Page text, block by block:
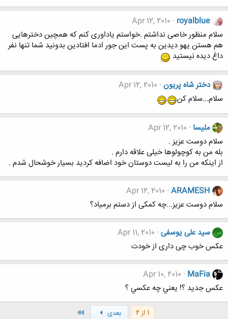
royalblue
Apr 12, 2010
سلام منظور خاصی نداشتم .خواستم یاداوری کنم که همچین دخترهایی
هم هستن یهو دیدین به پست این جور ادما افتادین بدونید شما تنها نفر
داغ دیده نیستید
دختر شاه پریون Apr 12, 2010
سلام...سلام کن
ملیسا Apr 12, 2010
سلام دوست عزیز .
بله من به کوچولوها خیلی علاقه دارم .
از اینکه من را به لیست دوستان خود اضافه کردید بسیار خوشحال شدم .
ARAMESH
Apr 12, 2010
سلام دوست عزیز...چه کمکی از دستم برمیاد؟
س سید علی یوسفی Apr 11, 2010
عکس خوب چی داری از خودت
MaFia
Apr 10, 2010
عكس جديد ؟! يعني چه عكسي ؟
1 از 2 بعدی